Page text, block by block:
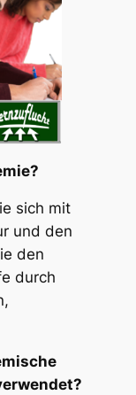
sich mit
und den
den
durch